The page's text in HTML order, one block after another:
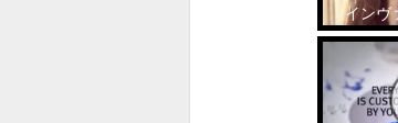
インヴ